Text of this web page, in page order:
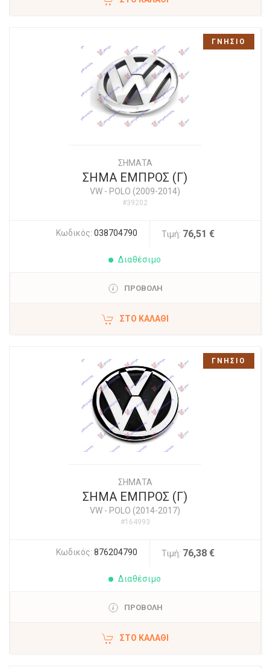
ΣΗΜΑΤΑ
ΣΗΜΑ ΕΜΠΡΟΣ (Γ)
VW - POLO (2009-2014)
#39202
Κωδικός: 038704790 Τιμή: 76,51 €
Διαθέσιμο
ΠΡΟΒΟΛΗ
ΣΤΟ ΚΑΛΆΘΙ
ΓΝΗΣΙΟ
ΣΗΜΑΤΑ
ΣΗΜΑ ΕΜΠΡΟΣ (Γ)
VW - POLO (2014-2017)
#164993
Κωδικός: 876204790 Τιμή: 76,38 €
Διαθέσιμο
ΠΡΟΒΟΛΗ
ΣΤΟ ΚΑΛΆΘΙ
ΓΝΗΣΙΟ